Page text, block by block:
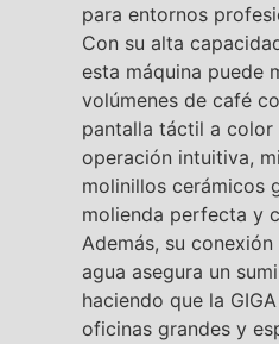
para entornos
Con su alta
esta máquina puede
volúmenes de café
pantalla táctil a color
operación intuitiva,
molinillos cerámicos
molienda perfecta y
Además, su
agua asegura un
haciendo que la
oficinas grandes y